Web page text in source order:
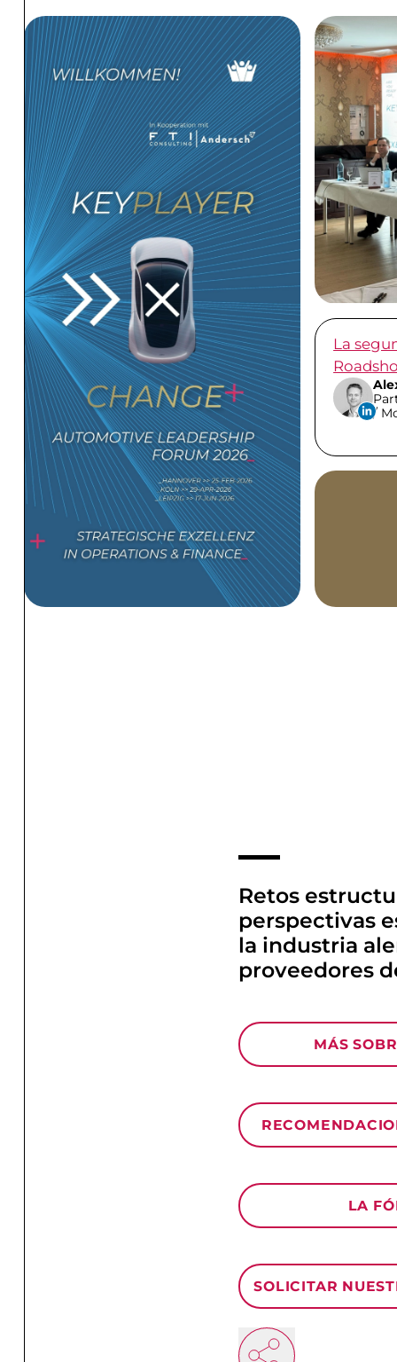
La
/
Retos
perspectivas
la industria
proveedores
MÁS
LA
SOLICITAR